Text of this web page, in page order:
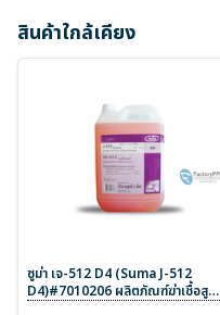
สินค้าใกล้เคียง
ซูม่า เจ-512 D4 (Suma J-512
D4)#7010206 ผลิตภัณฑ์ฆ่าเชื้อสูตร